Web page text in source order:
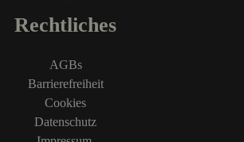
Rechtliches
AGBs
Barrierefreiheit
Cookies
Datenschutz